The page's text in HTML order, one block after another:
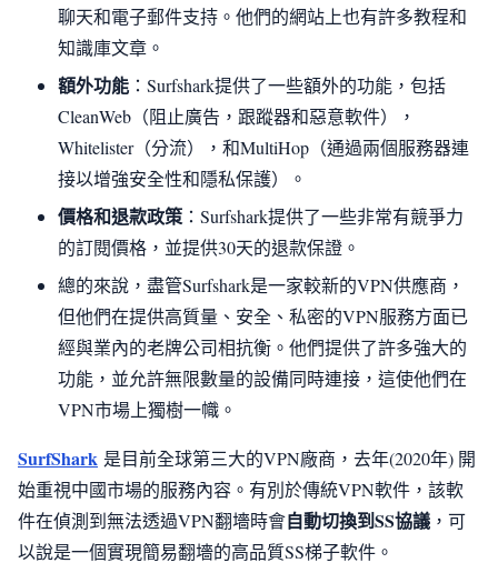
聊天和電子郵件支持。他們的網站上也有許多教程和
知識庫文章。
額外功能 ：Surfshark提供了一些額外的功能，包括
CleanWeb（阻止廣告，跟蹤器和惡意軟件），
Whitelister（分流），和MultiHop（通過兩個服務器連
接以增強安全性和隱私保護）。
價格和退款政策 ：Surfshark提供了一些非常有競爭力
的訂閱價格，並提供30天的退款保證。
總的來說，盡管Surfshark是一家較新的VPN供應商，
但他們在提供高質量、安全、私密的VPN服務方面已
經與業內的老牌公司相抗衡。他們提供了許多強大的
功能，並允許無限數量的設備同時連接，這使他們在
VPN市場上獨樹一幟。
SurfShark 是目前全球第三大的VPN廠商，去年(2020年) 開
始重視中國市場的服務內容。有別於傳統VPN軟件，該軟
件在偵測到無法透過VPN翻墻時會自動切換到SS協議 ，可
以說是一個實現簡易翻墻的高品質SS梯子軟件。